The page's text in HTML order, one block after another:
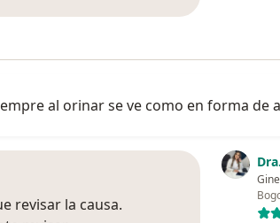
al orinar se ve como en forma de
revisar la causa.